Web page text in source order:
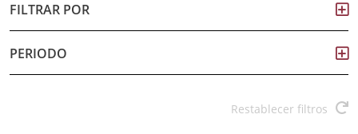
FILTRAR POR
PERIODO
Restablecer filtros